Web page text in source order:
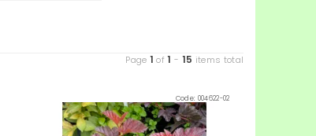
Page 1 of1 - 15 items total
Code: 004622-02